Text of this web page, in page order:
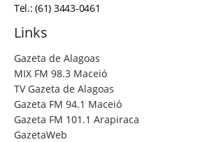
Tel.: (61) 3443-0461
Links
Gazeta de Alagoas
MIX FM 98.3 Maceió
TV Gazeta de Alagoas
Gazeta FM 94.1 Maceió
Gazeta FM 101.1 Arapiraca
GazetaWeb